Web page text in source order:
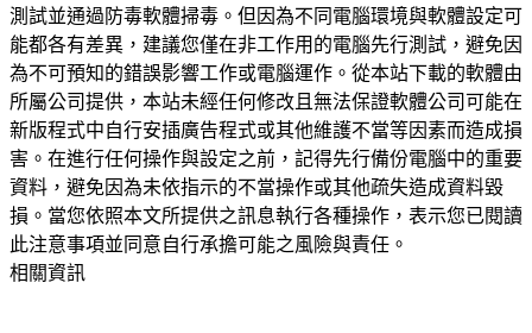
測試並通過防毒軟體掃毒。但因為不同電腦環境與軟體設定可
能都各有差異，建議您僅在非工作用的電腦先行測試，避免因
為不可預知的錯誤影響工作或電腦運作。從本站下載的軟體由
所屬公司提供，本站未經任何修改且無法保證軟體公司可能在
新版程式中自行安插廣告程式或其他維護不當等因素而造成損
害。在進行任何操作與設定之前，記得先行備份電腦中的重要
資料，避免因為未依指示的不當操作或其他疏失造成資料毀
損。當您依照本文所提供之訊息執行各種操作，表示您已閱讀
此注意事項並同意自行承擔可能之風險與責任。
相關資訊